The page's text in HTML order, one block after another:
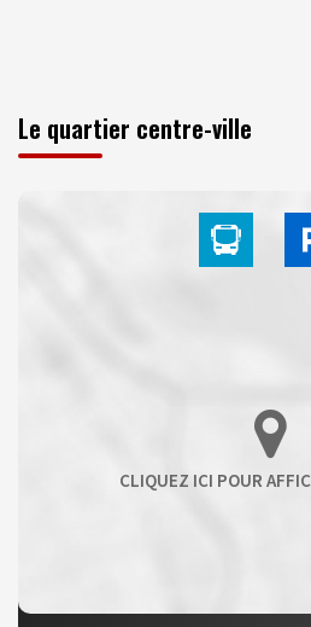
Le quartier centre-ville